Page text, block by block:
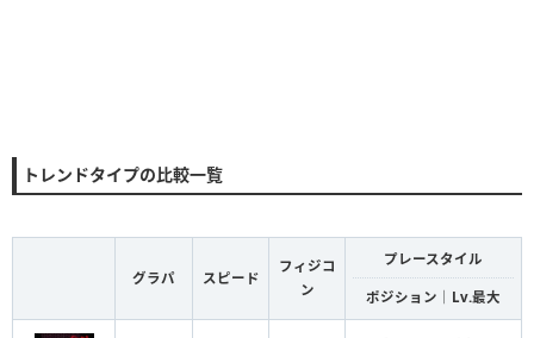
トレンドタイプの比較一覧
グラパ スピード
フィジコ
ン
プレースタイル
ポジション｜Lv.最大